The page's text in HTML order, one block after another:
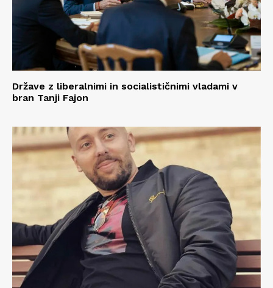
Države z liberalnimi in socialističnimi vladami v
bran Tanji Fajon